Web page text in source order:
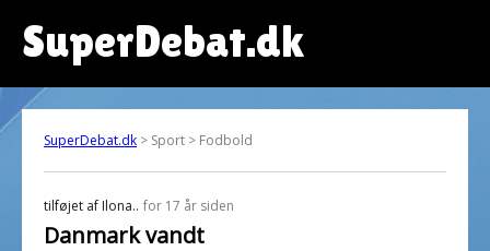
SuperDebat.dk
SuperDebat.dk > Sport > Fodbold
tilføjet af Ilona.. for 17 år siden
Danmark vandt